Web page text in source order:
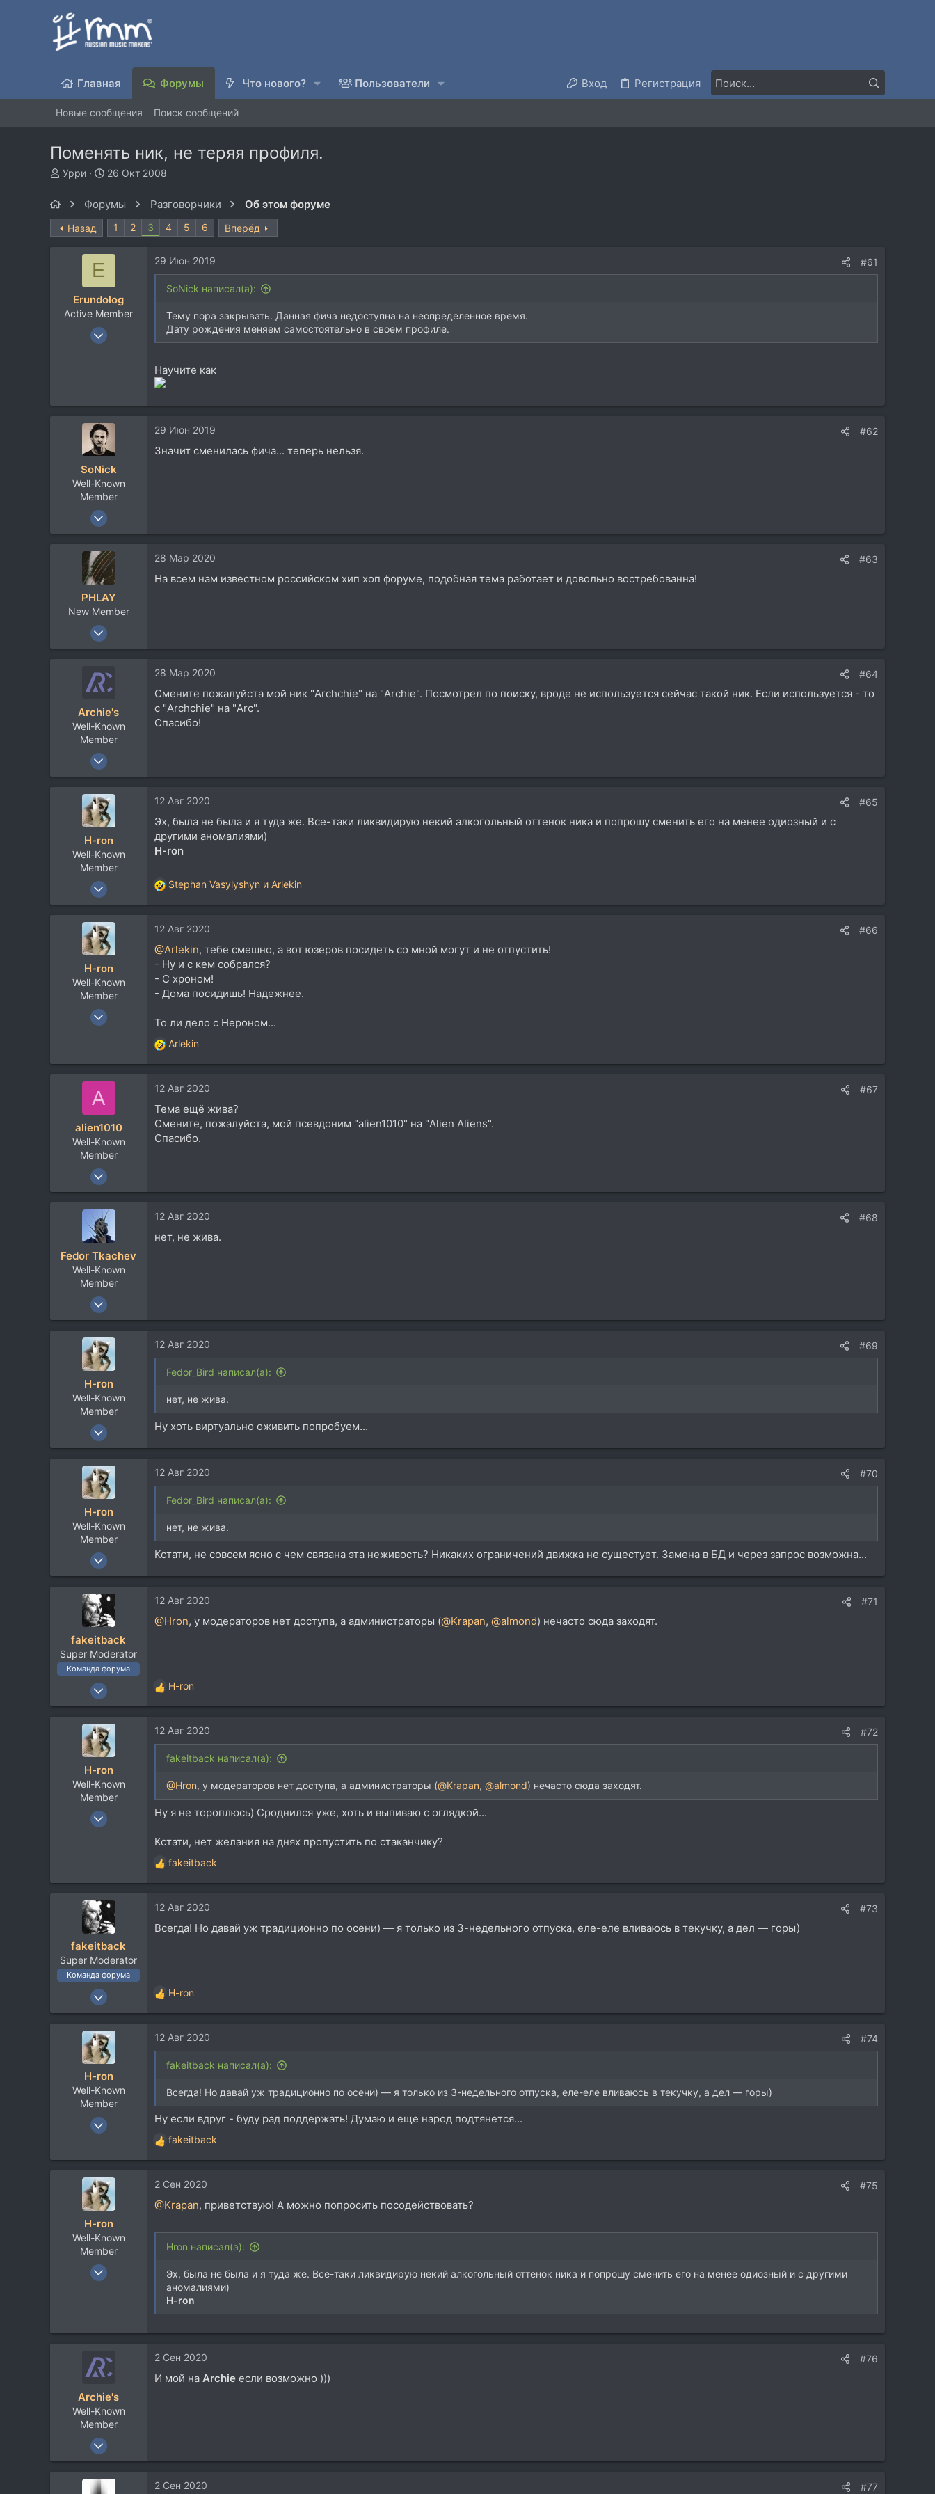
Главная Форумы Что нового? Пользователи Вход Регистрация
Новые сообщения Поиск сообщений
Поменять ник, не теряя профиля.
А
р
т
Урри
Д
а
а
ч
а
26 Окт 2008
Форумы Разговорчики Об этом форуме
Назад 1 2 3 4 5 6 Вперёд
E
Erundolog
Active Member
4 Ноя 2016
29 Июн 2019 #61
SoNick написал(а):
Тему пора закрывать. Данная фича недоступна на неопределенное время.
Дату рождения меняем самостоятельно в своем профиле.
Научите как
SoNick
Well-Known
Member
22 Сен 2004
15.783
10.260
29 Июн 2019 #62
Значит сменилась фича... теперь нельзя.
PHLAY
New Member
28 Мар 2020
10
Рига, Латвия
28 Мар 2020 #63
На всем нам известном российском хип хоп форуме, подобная тема работает и довольно востребованна!
Archie's
Well-Known
Member
24 Окт 2017
1.936
28 Мар 2020 #64
Смените пожалуйста мой ник "Archchie" на "Archie". Посмотрел по поиску, вроде не используется сейчас такой ник. Если используется - то
с "Archchie" на "Arc".
Спасибо!
H-ron
Well-Known
Member
13 Апр 2011
7.767
5.822
Москва
12 Авг 2020 #65
Эх, была не была и я туда же. Все-таки ликвидирую некий алкогольный оттенок ника и попрошу сменить его на менее одиозный и с
другими аномалиями)
H-ron
Р
е
к
ц
и
:
Stephan Vasylyshyn и Arlekin
H-ron
Well-Known
Member
13 Апр 2011
113
Москва
12 Авг 2020 #66
@Arlekin, тебе смешно, а вот юзеров посидеть со мной могут и не отпустить!
- Ну и с кем собрался?
- С хроном!
- Дома посидишь! Надежнее.
То ли дело с Нероном...
Р
е
к
и
и
:
Arlekin
A
alien1010
Well-Known
Member
8 Июн 2011
924
Москва
12 Авг 2020 #67
Тема ещё жива?
Смените, пожалуйста, мой псевдоним "alien1010" на "Alien Aliens".
Спасибо.
Fedor Tkachev
Well-Known
Member
23 Дек 2010
1.522
12 Авг 2020 #68
нет, не жива.
H-ron
Well-Known
Member
13 Апр 2011
7.767
5.822
Москва
12 Авг 2020 #69
Fedor_Bird написал(а):
нет, не жива.
Ну хоть виртуально оживить попробуем...
H-ron
Well-Known
Member
13 Апр 2011
7.767
5.822
Москва
12 Авг 2020 #70
Fedor_Bird написал(а):
нет, не жива.
Кстати, не совсем ясно с чем связана эта неживость? Никаких ограничений движка не сущестует. Замена в БД и через запрос возможна...
fakeitback
Super Moderator
Команда форума
6 Май 2005
16.248
18.536
Москва
12 Авг 2020 #71
@Hron, у модераторов нет доступа, а администраторы (@Krapan, @almond) нечасто сюда заходят.
Р
е
к
ц
H-ron
H-ron
Well-Known
Member
13 Апр 2011
60
Москва
12 Авг 2020 #72
fakeitback написал(а):
@Hron, у модераторов нет доступа, а администраторы (@Krapan, @almond) нечасто сюда заходят.
Ну я не тороплюсь) Сроднился уже, хоть и выпиваю с оглядкой...
Кстати, нет желания на днях пропустить по стаканчику?
Р
е
к
и
fakeitback
fakeitback
Super Moderator
Команда форума
6 Май 2005
18.536
Москва
12 Авг 2020 #73
Всегда! Но давай уж традиционно по осени) — я только из 3-недельного отпуска, еле-еле вливаюсь в текучку, а дел — горы)
Р
е
к
ц
H-ron
H-ron
Well-Known
Member
13 Апр 2011
113
Москва
12 Авг 2020 #74
fakeitback написал(а):
Всегда! Но давай уж традиционно по осени) — я только из 3-недельного отпуска, еле-еле вливаюсь в текучку, а дел — горы)
Ну если вдруг - буду рад поддержать! Думаю и еще народ подтянется...
Р
е
к
ц
и
fakeitback
H-ron
Well-Known
Member
13 Апр 2011
Москва
2 Сен 2020 #75
@Krapan, приветствую! А можно попросить посодействовать?
Hron написал(а):
Эх, была не была и я туда же. Все-таки ликвидирую некий алкогольный оттенок ника и попрошу сменить его на менее одиозный и с другими
аномалиями)
H-ron
Archie's
Well-Known
Member
24 Окт 2017
1.936
2 Сен 2020 #76
И мой на Archie если возможно )))
2 Сен 2020 #77